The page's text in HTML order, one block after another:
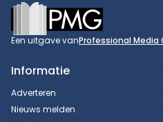
Footer
Een uitgave vanProfessional Media
Informatie
Adverteren
Nieuws melden